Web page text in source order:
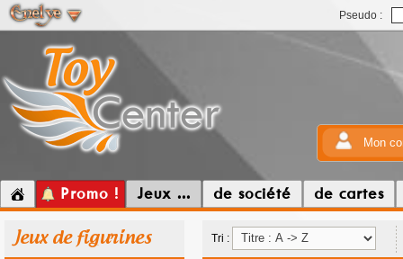
Pseudo :
Mon
Promo ! Jeux ... de société de cartes
Jeux de figurines Tri :